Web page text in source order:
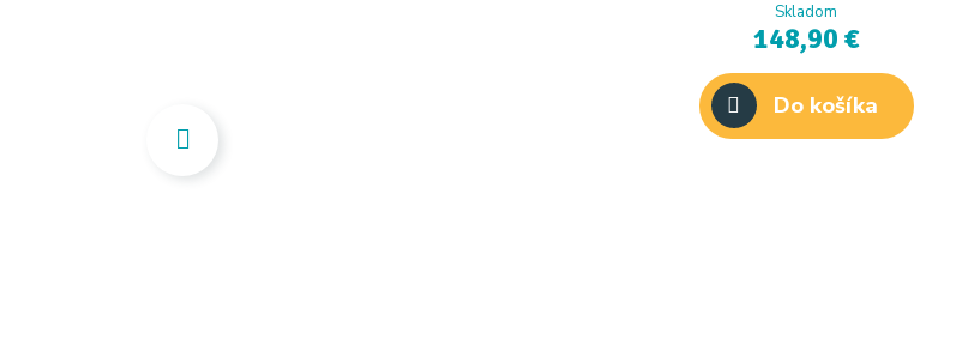
Skladom
148,90 €
Do košíka